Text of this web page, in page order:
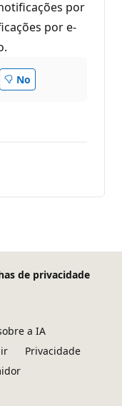
por
por e-
No
de privacidade
a IA
Privacidade